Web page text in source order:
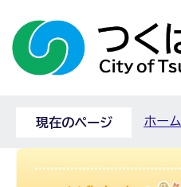
現在のページ ホーム